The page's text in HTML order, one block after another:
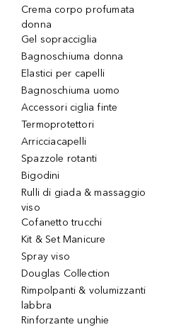
Crema corpo profumata
donna
Gel sopracciglia
Bagnoschiuma donna
Elastici per capelli
Bagnoschiuma uomo
Accessori ciglia finte
Termoprotettori
Arricciacapelli
Spazzole rotanti
Bigodini
Rulli di giada & massaggio
viso
Cofanetto trucchi
Kit & Set Manicure
Spray viso
Douglas Collection
Rimpolpanti & volumizzanti
labbra
Rinforzante unghie